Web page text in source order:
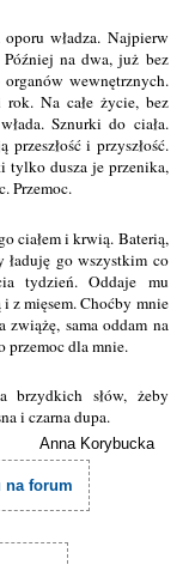
oporu władza. Najpierw
na dwa, już bez
wewnętrznych.
Na całe życie, bez
Sznurki do ciała.
i przyszłość.
tylko dusza je przenika,
Przemoc.
ciałem i krwią. Baterią,
ładuję go wszystkim co
tydzień. Oddaje mu
z mięsem. Choćby mnie
zwiążę, sama oddam na
przemoc dla mnie.
brzydkich słów, żeby
i czarna dupa.
Anna Korybucka
na forum